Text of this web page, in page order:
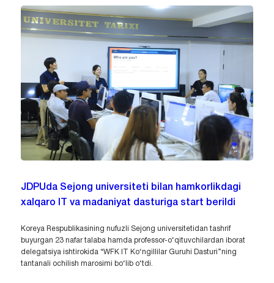
JDPUda Sejong universiteti bilan hamkorlikdagi
xalqaro IT va madaniyat dasturiga start berildi
Koreya Respublikasining nufuzli Sejong universitetidan tashrif
buyurgan 23 nafar talaba hamda professor-o‘qituvchilardan iborat
delegatsiya ishtirokida “WFK IT Ko‘ngillilar Guruhi Dasturi”ning
tantanali ochilish marosimi bo‘lib o‘tdi.